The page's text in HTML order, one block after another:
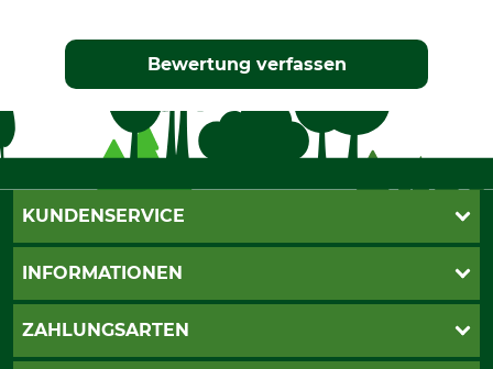
Bewertung verfassen
KUNDENSERVICE
Live-Shopping
INFORMATIONEN
AGB
ZAHLUNGSARTEN